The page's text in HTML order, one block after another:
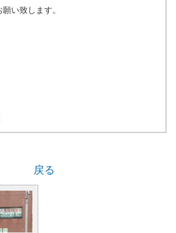
い致します。
戻る